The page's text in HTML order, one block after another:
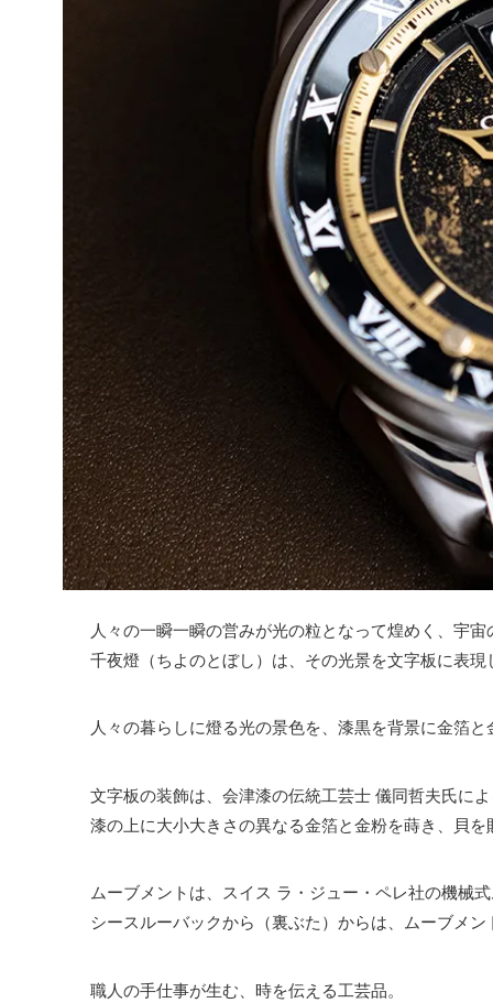
人々の一瞬一瞬の営みが光の粒となって煌めく、宇
千夜燈（ちよのとぼし）は、その光景を文字板に表現
人々の暮らしに燈る光の景色を、漆黒を背景に金箔
文字板の装飾は、会津漆の伝統工芸士 儀同哲夫氏に
漆の上に大小大きさの異なる金箔と金粉を蒔き、貝
ムーブメントは、スイス ラ・ジュー・ペレ社の機械
シースルーバックから（裏ぶた）からは、ムーブメ
職人の手仕事が生む、時を伝える工芸品。